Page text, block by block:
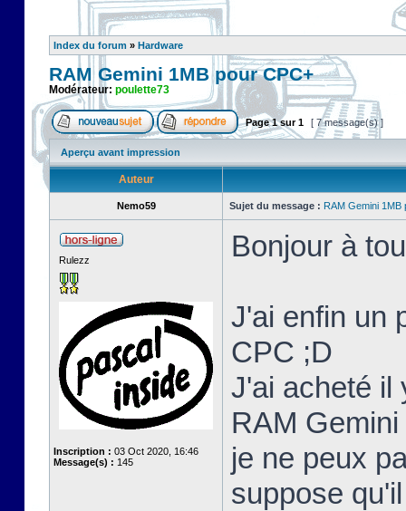
Index du forum » Hardware
RAM Gemini 1MB pour CPC+
Modérateur: poulette73
Page1sur1 [ 7 message(s) ]
Aperçu avant impression
Auteur
Nemo59 Sujet du message : RAM Gemini 1MB
Rulezz
Inscription : 03 Oct 2020, 16:46
Message(s) : 145
Bonjour à
J'ai enfin un
CPC ;D
J'ai acheté il
RAM
je ne peux
suppose